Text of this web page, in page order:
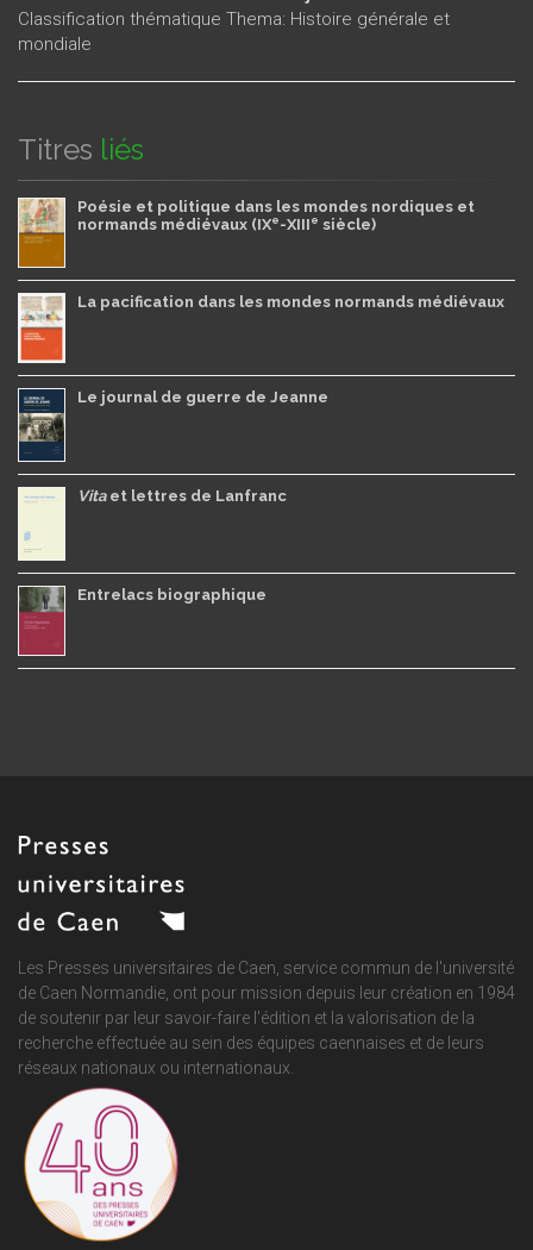
Classification thématique Thema: Histoire générale et
mondiale
Titres liés
Poésie et politique dans les mondes nordiques et
normands médiévaux (IXe-XIIIe siècle)
La pacification dans les mondes normands médiévaux
Le journal de guerre de Jeanne
Vitaet lettres de Lanfranc
Entrelacs biographique
Les Presses universitaires de Caen, service commun de l'université
de Caen Normandie , ont pour mission depuis leur création en 1984
de soutenir par leur savoir-faire l'édition et la valorisation de la
recherche effectuée au sein des équipes caennaises et de leurs
réseaux nationaux ou internationaux.